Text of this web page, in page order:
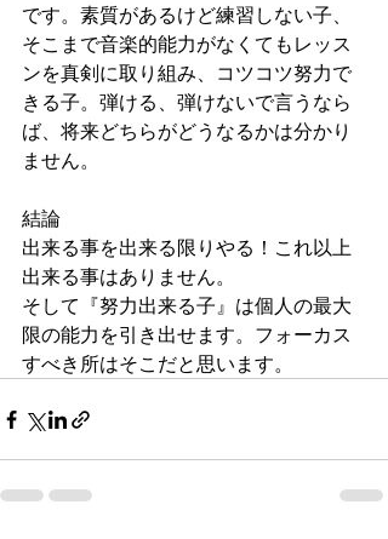
です。素質があるけど練習しない子、
そこまで音楽的能力がなくてもレッス
ンを真剣に取り組み、コツコツ努力で
きる子。弾ける、弾けないで言うなら
ば、将来どちらがどうなるかは分かり
ません。
結論
出来る事を出来る限りやる！これ以上
出来る事はありません。
そして『努力出来る子』は個人の最大
限の能力を引き出せます。フォーカス
すべき所はそこだと思います。